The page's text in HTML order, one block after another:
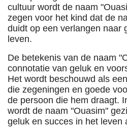
cultuur wordt de naam
zegen voor het kind dat de
duidt op een verlangen naar
leven.
De betekenis van de naam
connotatie van geluk en
Het wordt beschouwd als
die zegeningen en goede
de persoon die hem draagt.
wordt de naam "Ouasim"
geluk en succes in het leven